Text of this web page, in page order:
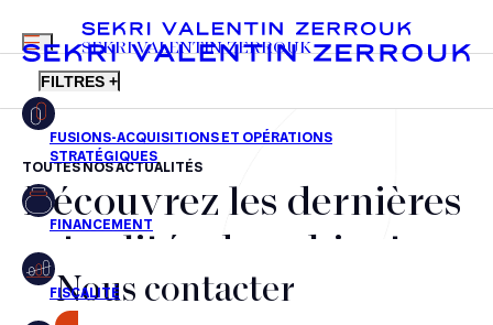
FR EN
MENU
SEKRI VALENTIN ZERROUK
FILTRES +
Fusions-acquisitions et opérations stratégiques
Financement
Fiscalité
TOUTES NOS ACTUALITÉS
Découvrez les dernières
actualités du cabinet,
nos récompenses et nos
Nous contacter